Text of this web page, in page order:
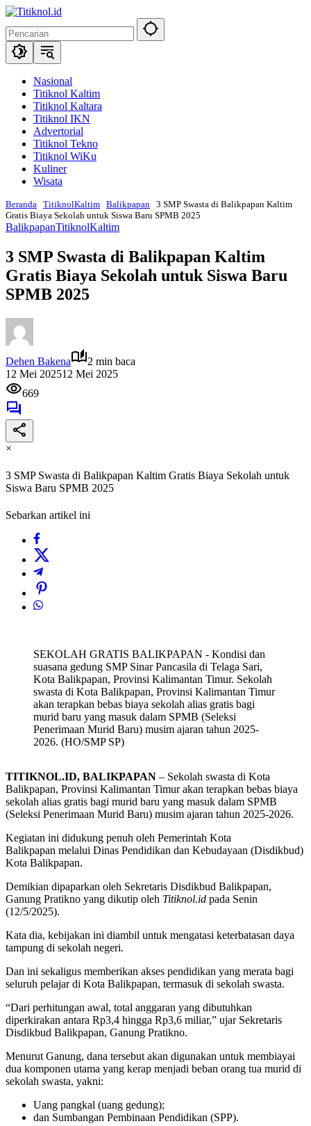
Langsung
konten
Nasional
Titiknol Kaltim
Titiknol Kaltara
Titiknol IKN
Advertorial
Titiknol Tekno
Titiknol WiKu
Kuliner
Wisata
Beranda TitiknolKaltim Balikpapan 3 SMP Swasta di Balikpapan Kaltim
Gratis Biaya Sekolah untuk Siswa Baru SPMB 2025
BalikpapanTitiknolKaltim
3 SMP Swasta di Balikpapan Kaltim
Gratis Biaya Sekolah untuk Siswa Baru
SPMB 2025
Dehen Bakena
2 min baca
12 Mei 202512 Mei 2025
669
×
3 SMP Swasta di Balikpapan Kaltim Gratis Biaya Sekolah untuk
Siswa Baru SPMB 2025
Sebarkan artikel ini
SEKOLAH GRATIS BALIKPAPAN - Kondisi dan
suasana gedung SMP Sinar Pancasila di Telaga Sari,
Kota Balikpapan, Provinsi Kalimantan Timur. Sekolah
swasta di Kota Balikpapan, Provinsi Kalimantan Timur
akan terapkan bebas biaya sekolah alias gratis bagi
murid baru yang masuk dalam SPMB (Seleksi
Penerimaan Murid Baru) musim ajaran tahun 2025-
2026. (HO/SMP SP)
TITIKNOL.ID, BALIKPAPAN – Sekolah swasta di Kota
Balikpapan, Provinsi Kalimantan Timur akan terapkan bebas biaya
sekolah alias gratis bagi murid baru yang masuk dalam SPMB
(Seleksi Penerimaan Murid Baru) musim ajaran tahun 2025-2026.
Kegiatan ini didukung penuh oleh Pemerintah Kota
Balikpapan melalui Dinas Pendidikan dan Kebudayaan (Disdikbud)
Kota Balikpapan.
Demikian dipaparkan oleh Sekretaris Disdikbud Balikpapan,
Ganung Pratikno yang dikutip oleh Titiknol.id pada Senin
(12/5/2025).
Kata dia, kebijakan ini diambil untuk mengatasi keterbatasan daya
tampung di sekolah negeri.
Dan ini sekaligus memberikan akses pendidikan yang merata bagi
seluruh pelajar di Kota Balikpapan, termasuk di sekolah swasta.
“Dari perhitungan awal, total anggaran yang dibutuhkan
diperkirakan antara Rp3,4 hingga Rp3,6 miliar,” ujar Sekretaris
Disdikbud Balikpapan, Ganung Pratikno.
Menurut Ganung, dana tersebut akan digunakan untuk membiayai
dua komponen utama yang kerap menjadi beban orang tua murid di
sekolah swasta, yakni:
Uang pangkal (uang gedung);
dan Sumbangan Pembinaan Pendidikan (SPP).